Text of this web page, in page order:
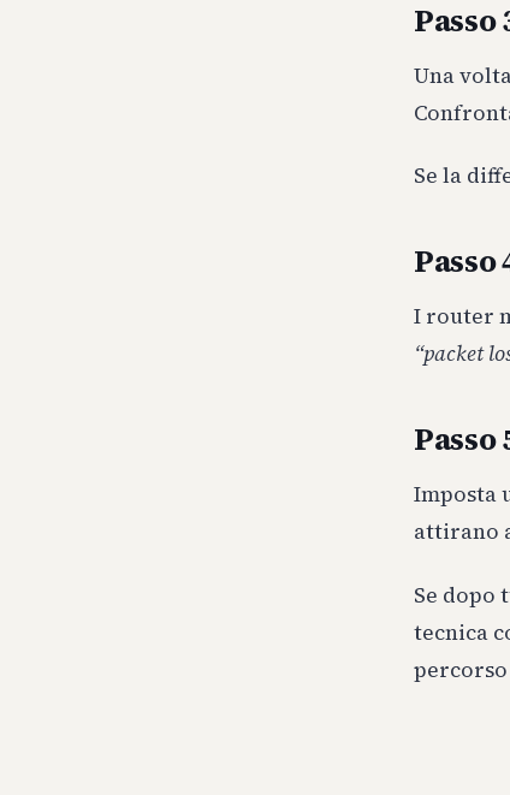
Passo
Una
Se la
Passo
I router
“packet
Imposta
attirano
Se dopo
tecnica